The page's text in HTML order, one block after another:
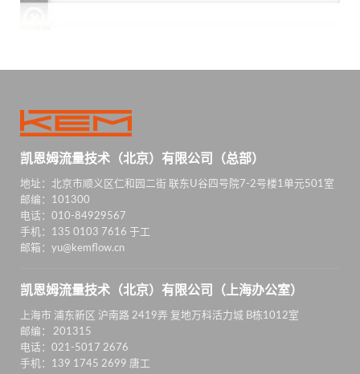
凯恩姆流量技术（北京）有限公司（总部）
地址：北京市顺义区仁和园二街 联东U谷四号院7-2号楼1单元501室
邮编：101300
电话：010-84929567
手机：135 0103 7616 于工
邮箱：yu@kemflow.cn
凯恩姆流量技术（北京）有限公司（上海办公室）
上海市 浦东新区 沪南路 2419弄 复地万科活力城 B栋1012室
邮编： 201315
电话：021-5017 2676
手机：139 1745 2699 唐工